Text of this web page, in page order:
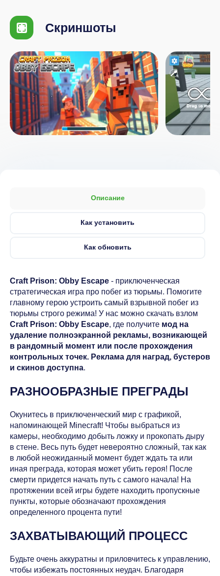
Скриншоты
Описание
Как установить
Как обновить
Craft Prison: Obby Escape - приключенческая
стратегическая игра про побег из тюрьмы. Помогите
главному герою устроить самый взрывной побег из
тюрьмы строго режима! У нас можно скачать взлом
Craft Prison: Obby Escape, где получите мод на
удаление полноэкранной рекламы, возникающей
в рандомный момент или после прохождения
контрольных точек. Реклама для наград, бустеров
и скинов доступна.
РАЗНООБРАЗНЫЕ ПРЕГРАДЫ
Окунитесь в приключенческий мир с графикой,
напоминающей Minecraft! Чтобы выбраться из
камеры, необходимо добыть ложку и прокопать дыру
в стене. Весь путь будет невероятно сложный, так как
в любой неожиданный момент будет ждать та или
иная преграда, которая может убить героя! После
смерти придется начать путь с самого начала! На
протяжении всей игры будете находить пропускные
пункты, которые обозначают прохождения
определенного процента пути!
ЗАХВАТЫВАЮЩИЙ ПРОЦЕСС
Будьте очень аккуратны и приловчитесь к управлению,
чтобы избежать постоянных неудач. Благодаря